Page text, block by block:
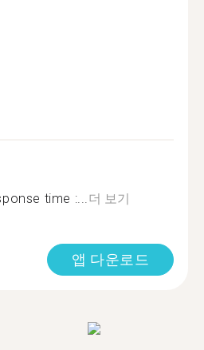
time :...더 보기
앱 다운로드